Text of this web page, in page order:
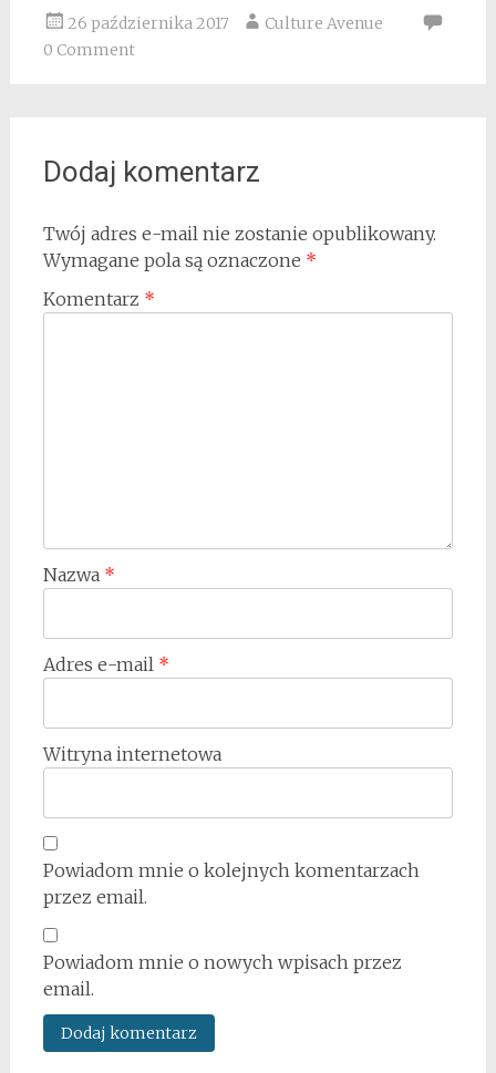
26 października 2017
Culture Avenue
0 Comment
Dodaj komentarz
Twój adres e-mail nie zostanie opublikowany.
Wymagane pola są oznaczone *
Komentarz *
Nazwa *
Adres e-mail *
Witryna internetowa
Powiadom mnie o kolejnych komentarzach
przez email.
Powiadom mnie o nowych wpisach przez
email.